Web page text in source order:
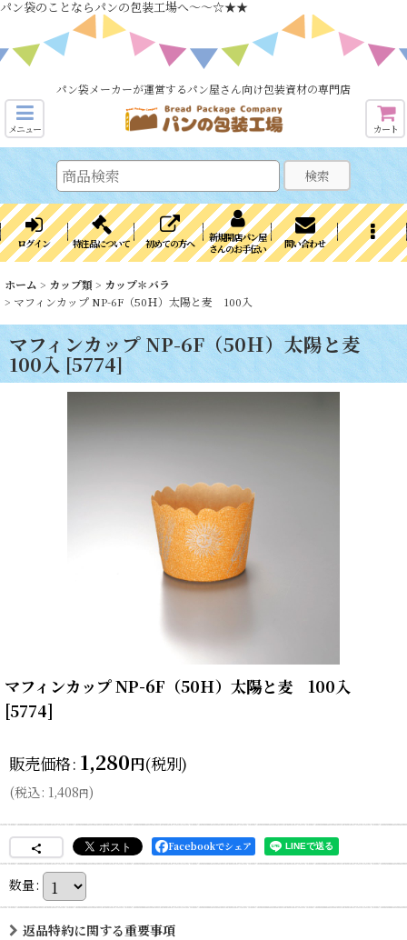
パン袋のことならパンの包装工場へ～～☆★★
パン袋メーカーが運営するパン屋さん向け包装資材の専門店
メニュー カート
検索
ログイン 特注品について 初めての方へ
新規開店パン屋
さんのお手伝い
問い合わせ
ホーム > カップ類> カップ＊バラ
> マフィンカップ NP-6F（50Ｈ）太陽と麦 100入
マフィンカップ NP-6F（50Ｈ）太陽と麦
100入 [5774]
マフィンカップ NP-6F（50Ｈ）太陽と麦 100入
[5774]
販売価格: 1,280円(税別)
(税込: 1,408円)
Facebookでシェア
数量:
返品特約に関する重要事項